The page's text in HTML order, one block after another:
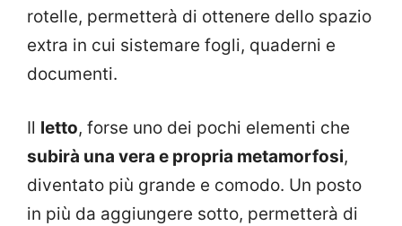
rotelle, permetterà di ottenere dello spazio
extra in cui sistemare fogli, quaderni e
documenti.
Il letto, forse uno dei pochi elementi che
subirà una vera e propria metamorfosi,
diventato più grande e comodo. Un posto
in più da aggiungere sotto, permetterà di